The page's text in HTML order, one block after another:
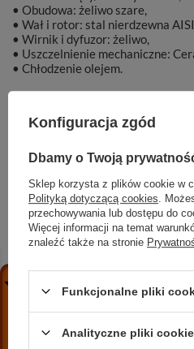
• Obudowa: żeliwo szare,
• Wał i rotor: stal nierdzewna
• Wirnik i dyfuzor: żeliwo,
• Uszczelnienie mechaniczne:
• Chłodzenie olejem.
Marka
Symbol
ZOBACZ
Magnum 2500 (0,25
z pływakiem
Konfiguracja zgód
Dbamy o Twoją
Sklep korzysta z plików cookie w
Polityką dotyczącą cookies .
przechowywania lub dostępu do
Więcej informacji na temat
znaleźć także na stronie
Funkcjonalne pliki
Analityczne pliki cookie